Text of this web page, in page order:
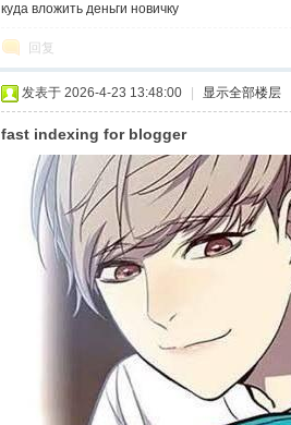
куда вложить деньги новичку
回复
发表于 2026-4-23 13:48:00 显示全部楼层
fast indexing for blogger